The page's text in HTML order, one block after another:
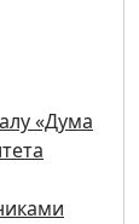
«Дума